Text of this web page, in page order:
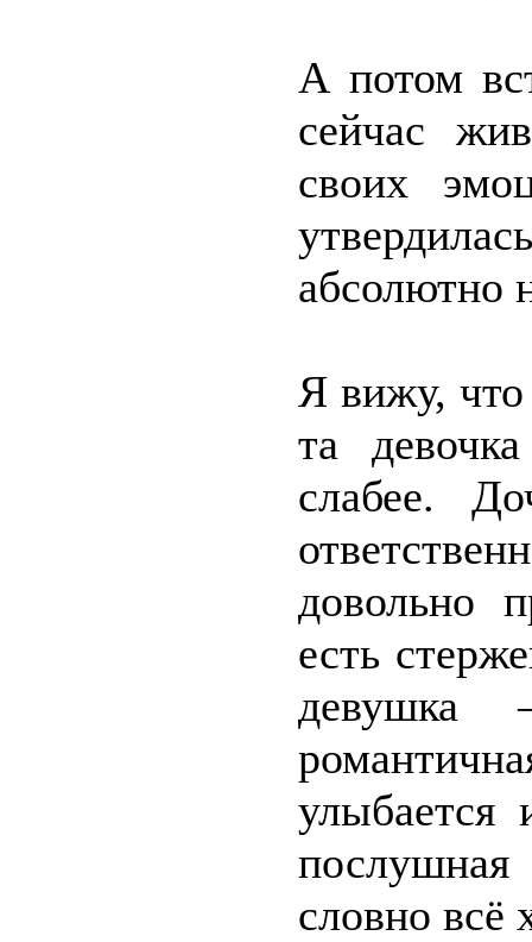
А потом
сейчас
своих
абсолютно
Я вижу, что
та
слабее.
довольно
есть
девушка
улыбается
послушная
словно всё